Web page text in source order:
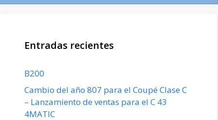
Entradas recientes
B200
Cambio del año 807 para el Coupé Clase C
– Lanzamiento de ventas para el C 43
4MATIC